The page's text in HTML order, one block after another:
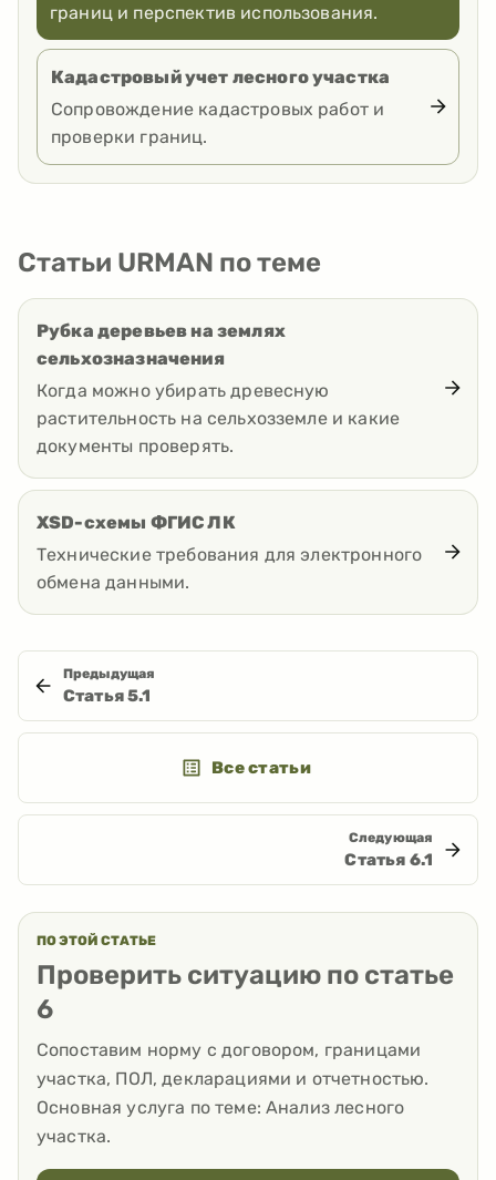
границ и перспектив использования.
Кадастровый учет лесного участка
Сопровождение кадастровых работ и
проверки границ.
Статьи URMAN по теме
Рубка деревьев на землях
сельхозназначения
Когда можно убирать древесную
растительность на сельхозземле и какие
документы проверять.
XSD-схемы ФГИС ЛК
Технические требования для электронного
обмена данными.
Предыдущая
Статья5.1
Все статьи
Следующая
Статья 6.1
ПО ЭТОЙ СТАТЬЕ
Проверить ситуацию по статье
6
Сопоставим норму с договором, границами
участка, ПОЛ, декларациями и отчетностью.
Основная услуга по теме:Анализ лесного
участка.